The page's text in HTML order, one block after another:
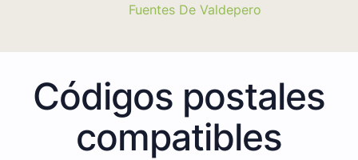
Fuentes De Valdepero
Códigos postales
compatibles